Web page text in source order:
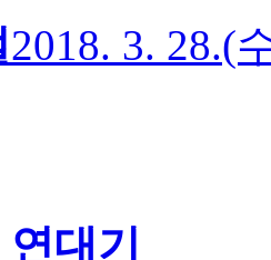
2018. 3. 28.(
대기